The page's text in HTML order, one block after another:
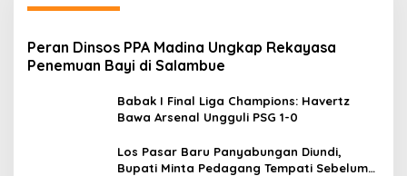
Peran Dinsos PPA Madina Ungkap Rekayasa
Penemuan Bayi di Salambue
Babak I Final Liga Champions: Havertz
Bawa Arsenal Ungguli PSG 1-0
Los Pasar Baru Panyabungan Diundi,
Bupati Minta Pedagang Tempati Sebelum